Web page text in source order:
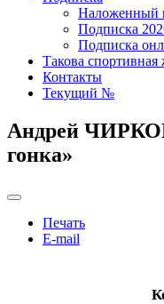
Наложенный
Подписка
Подписка
Такова спортивная
Контакты
Текущий №
Андрей
гонка»
Печать
E-mail